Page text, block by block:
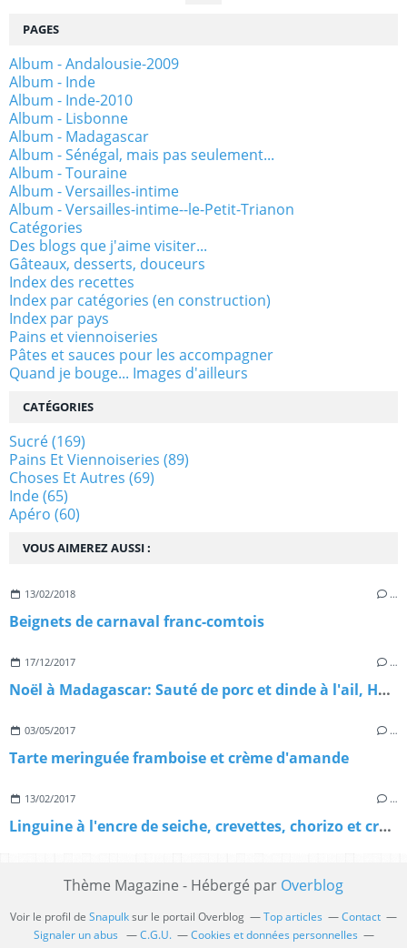
VOUS AIMEREZ AUSSI :
13/02/2018 …
Beignets de carnaval franc-comtois
17/12/2017 …
Noël à Madagascar: Sauté de porc et dinde à l'ail, Henakisoa sy Vorotsiloza nahandro gasy
03/05/2017 …
Tarte meringuée framboise et crème d'amande
13/02/2017 …
Linguine à l'encre de seiche, crevettes, chorizo et crème de parmesan, pour réveiller la St Valentin!
PAGES
Album - Andalousie-2009
Album - Inde
Album - Inde-2010
Album - Lisbonne
Album - Madagascar
Album - Sénégal, mais pas seulement...
Album - Touraine
Album - Versailles-intime
Album - Versailles-intime--le-Petit-Trianon
Catégories
Des blogs que j'aime visiter...
Gâteaux, desserts, douceurs
Index des recettes
Index par catégories (en construction)
Index par pays
Pains et viennoiseries
Pâtes et sauces pour les accompagner
Quand je bouge... Images d'ailleurs
CATÉGORIES
Sucré(169)
Pains Et Viennoiseries (89)
Choses Et Autres (69)
Inde(65)
Apéro (60)
Thème Magazine - Hébergé par Overblog
Voir le profil de Snapulksur le portail Overblog Top articles
Contact
Signaler un abus
C.G.U.
Cookies et données personnelles